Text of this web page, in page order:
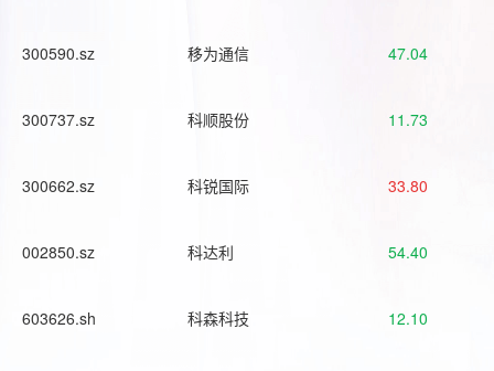
300590.sz 移为通信 47.04
300737.sz 科顺股份 11.73
300662.sz 科锐国际 33.80
002850.sz 科达利 54.40
603626.sh 科森科技 12.10